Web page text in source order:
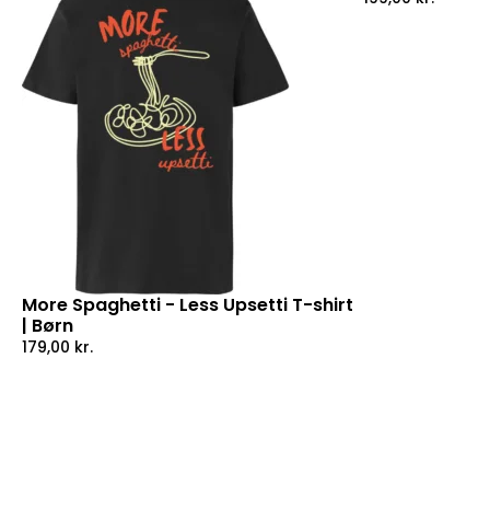
More Spaghetti - Less Upsetti T-shirt
| Børn
179,00 kr.